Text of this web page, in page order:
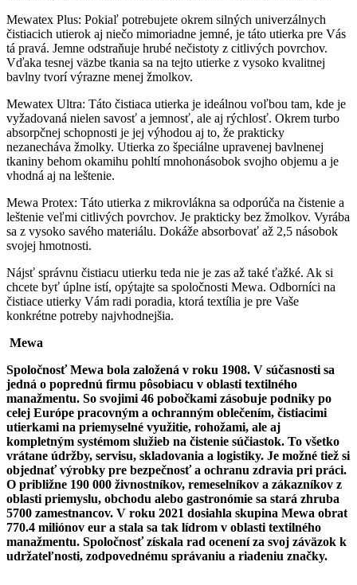
Mewatex Plus: Pokiaľ potrebujete okrem silných univerzálnych
čistiacich utierok aj niečo mimoriadne jemné, je táto utierka pre Vás
tá pravá. Jemne odstraňuje hrubé nečistoty z citlivých povrchov.
Vďaka tesnej väzbe tkania sa na tejto utierke z vysoko kvalitnej
bavlny tvorí výrazne menej žmolkov.
Mewatex Ultra: Táto čistiaca utierka je ideálnou voľbou tam, kde je
vyžadovaná nielen savosť a jemnosť, ale aj rýchlosť. Okrem turbo
absorpčnej schopnosti je jej výhodou aj to, že prakticky
nezanecháva žmolky. Utierka zo špeciálne upravenej bavlnenej
tkaniny behom okamihu pohltí mnohonásobok svojho objemu a je
vhodná aj na leštenie.
Mewa Protex: Táto utierka z mikrovlákna sa odporúča na čistenie a
leštenie veľmi citlivých povrchov. Je prakticky bez žmolkov. Vyrába
sa z vysoko savého materiálu. Dokáže absorbovať až 2,5 násobok
svojej hmotnosti.
Nájsť správnu čistiacu utierku teda nie je zas až také ťažké. Ak si
chcete byť úplne istí, opýtajte sa spoločnosti Mewa. Odborníci na
čistiace utierky Vám radi poradia, ktorá textília je pre Vaše
konkrétne potreby najvhodnejšia.
Mewa
Spoločnosť Mewa bola založená v roku 1908. V súčasnosti sa
jedná o poprednú firmu pôsobiacu v oblasti textilného
manažmentu. So svojimi 46 pobočkami zásobuje podniky po
celej Európe pracovným a ochranným oblečením, čistiacimi
utierkami na priemyselné využitie, rohožami, ale aj
kompletným systémom služieb na čistenie súčiastok. To všetko
vrátane údržby, servisu, skladovania a logistiky. Je možné tiež si
objednať výrobky pre bezpečnosť a ochranu zdravia pri práci.
O približne 190 000 živnostníkov, remeselníkov a zákazníkov z
oblasti priemyslu, obchodu alebo gastronómie sa stará zhruba
5700 zamestnancov. V roku 2021 dosiahla skupina Mewa obrat
770.4 miliónov eur a stala sa tak lídrom v oblasti textilného
manažmentu. Spoločnosť získala rad ocenení za svoj záväzok k
udržateľnosti, zodpovednému správaniu a riadeniu značky.